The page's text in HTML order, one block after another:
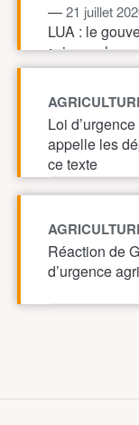
—21 juillet
LUA : le
science, la
citoyenne
Loi
appelle les
ce texte
Réaction de
d’urgence